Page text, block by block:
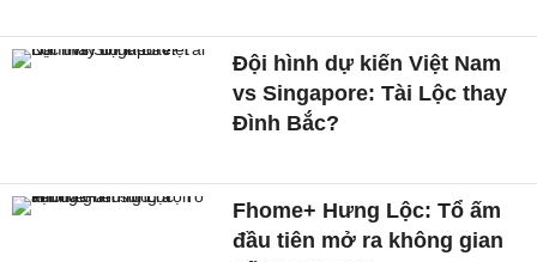
Đội hình dự kiến Việt Nam
vs Singapore: Tài Lộc thay
Đình Bắc?
Fhome+ Hưng Lộc: Tổ ấm
đầu tiên mở ra không gian